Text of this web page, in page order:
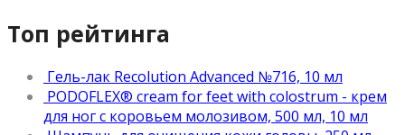
Топ рейтинга
Гель-лак Recolution Advanced №716, 10 мл
PODOFLEX® сream for feet with colostrum - крем
для ног с коровьем молозивом, 500 мл, 10 мл